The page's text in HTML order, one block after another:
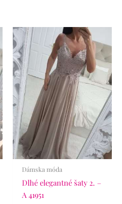
Dámska móda
Dlhé elegantné šaty 2. –
A 41951